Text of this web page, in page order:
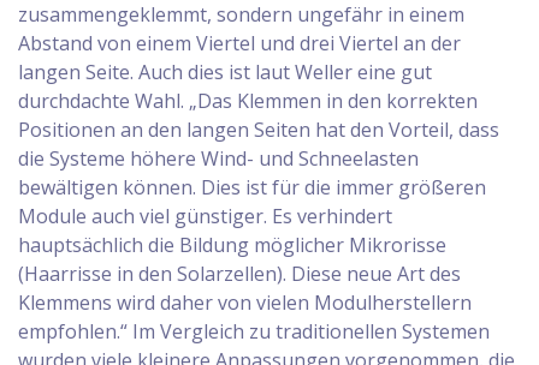
zusammengeklemmt, sondern ungefähr in einem
Abstand von einem Viertel und drei Viertel an der
langen Seite. Auch dies ist laut Weller eine gut
durchdachte Wahl. „Das Klemmen in den korrekten
Positionen an den langen Seiten hat den Vorteil, dass
die Systeme höhere Wind- und Schneelasten
bewältigen können. Dies ist für die immer größeren
Module auch viel günstiger. Es verhindert
hauptsächlich die Bildung möglicher Mikrorisse
(Haarrisse in den Solarzellen). Diese neue Art des
Klemmens wird daher von vielen Modulherstellern
empfohlen.“ Im Vergleich zu traditionellen Systemen